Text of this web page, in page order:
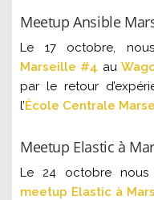
Meetup Ansible
Le 17 octobre,
Marseille #4 au
par le retour
l’École Centrale
Meetup Elastic à
Le 24 octobre nous
meetup Elastic à